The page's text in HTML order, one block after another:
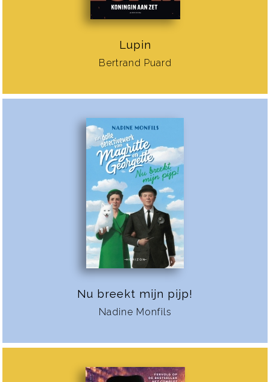
Lupin
Bertrand Puard
Nu breekt mijn pijp!
Nadine Monfils